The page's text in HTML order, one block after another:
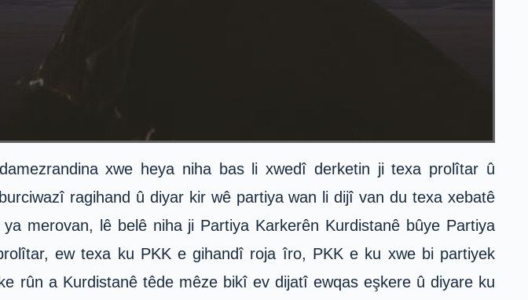
xwe heya niha bas li xwedî derketin ji texa prolîtar û
ragihand û diyar kir wê partiya wan li dijî van du texa xebatê
merovan, lê belê niha ji Partiya Karkerên Kurdistanê bûye Partiya
ew texa ku PKK e gihandî roja îro, PKK e ku xwe bi partiyek
rûn a Kurdistanê têde mêze bikî ev dijatî ewqas eşkere û diyare ku